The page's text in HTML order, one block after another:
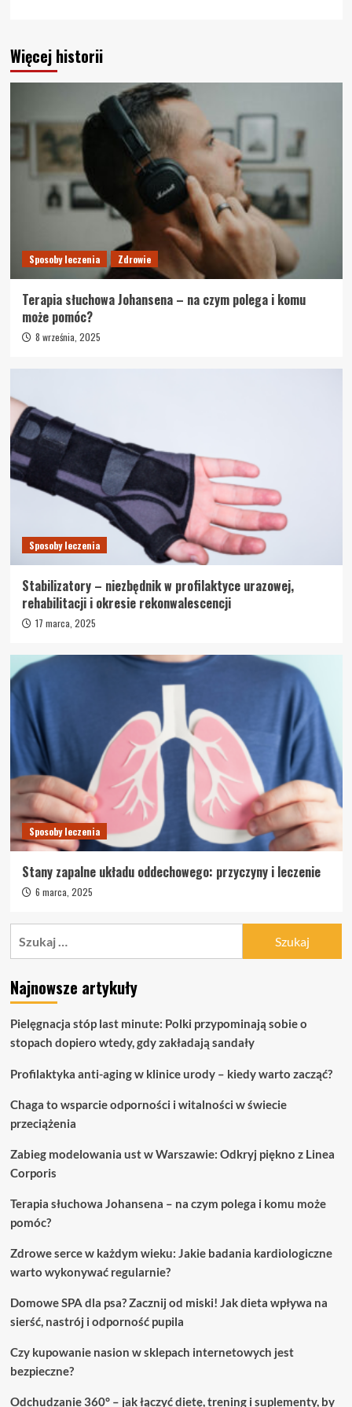
Więcej historii
Sposoby leczenia Zdrowie
Terapia słuchowa Johansena – na czym polega i komu
może pomóc?
8 września, 2025
Sposoby leczenia
Stabilizatory – niezbędnik w profilaktyce urazowej,
rehabilitacji i okresie rekonwalescencji
17 marca, 2025
Sposoby leczenia
Stany zapalne układu oddechowego: przyczyny i leczenie
6 marca, 2025
Najnowsze artykuły
Pielęgnacja stóp last minute: Polki przypominają sobie o
stopach dopiero wtedy, gdy zakładają sandały
Profilaktyka anti-aging w klinice urody – kiedy warto zacząć?
Chaga to wsparcie odporności i witalności w świecie
przeciążenia
Zabieg modelowania ust w Warszawie: Odkryj piękno z Linea
Corporis
Terapia słuchowa Johansena – na czym polega i komu może
pomóc?
Zdrowe serce w każdym wieku: Jakie badania kardiologiczne
warto wykonywać regularnie?
Domowe SPA dla psa? Zacznij od miski! Jak dieta wpływa na
sierść, nastrój i odporność pupila
Czy kupowanie nasion w sklepach internetowych jest
bezpieczne?
Odchudzanie 360° – jak łączyć dietę, trening i suplementy, by